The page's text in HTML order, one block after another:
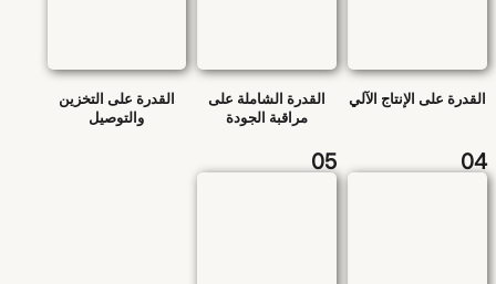
القدرة على الإنتاج الآلي
القدرة الشاملة على
مراقبة الجودة
القدرة على التخزين
والتوصيل
04
05